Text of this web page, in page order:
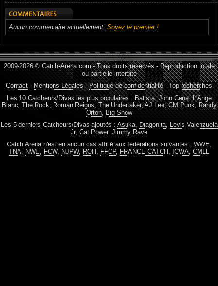
Aucun commentaire actuellement, Soyez le premier !
2009-2026 © Catch-Arena.com - Tous droits réservés - Reproduction totale
ou partielle interdite
Contact - Mentions Légales-Politique de confidentialité-Top recherches
Les 10 Catcheurs/Divas les plus populaires :Batista,John Cena,L'Ange
Blanc, The Rock, Roman Reigns, The Undertaker,AJ Lee,CM Punk,Randy
Orton, Big Show
Les 5 derniers Catcheurs/Divas ajoutés : Asuka, Dragonita, Levis Valenzuela
Jr, Cat Power, Jimmy Rave
Catch Arena n'est en aucun cas affilié aux fédérations suivantes : WWE,
TNA, NWE, FCW, NJPW, ROH , FFCP, FRANCE CATCH , ICWA, CMLL